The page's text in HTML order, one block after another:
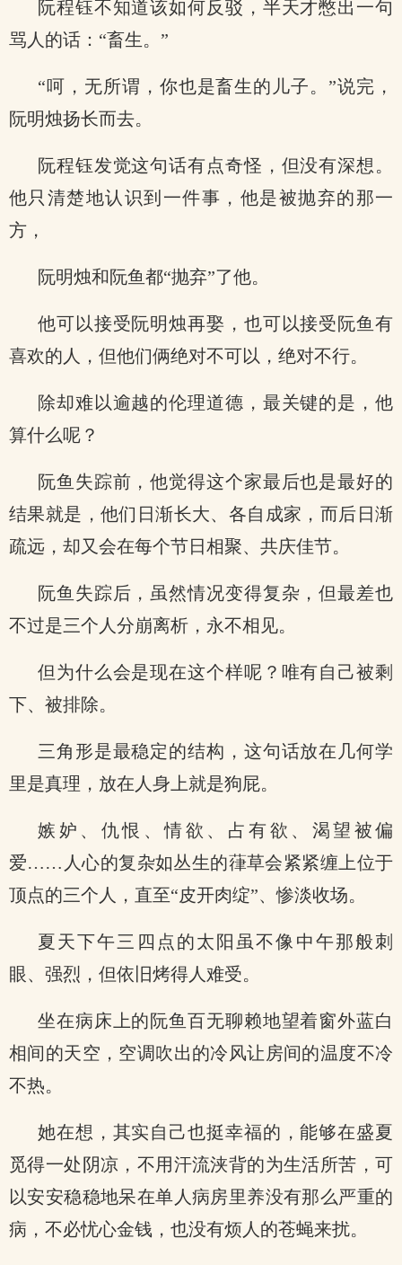
阮程钰不知道该如何反驳，半天才憋出一句
骂人的话：“畜生。”
“呵，无所谓，你也是畜生的儿子。”说完，
阮明烛扬长而去。
阮程钰发觉这句话有点奇怪，但没有深想。
他只清楚地认识到一件事，他是被抛弃的那一
方，
阮明烛和阮鱼都“抛弃”了他。
他可以接受阮明烛再娶，也可以接受阮鱼有
喜欢的人，但他们俩绝对不可以，绝对不行。
除却难以逾越的伦理道德，最关键的是，他
算什么呢？
阮鱼失踪前，他觉得这个家最后也是最好的
结果就是，他们日渐长大、各自成家，而后日渐
疏远，却又会在每个节日相聚、共庆佳节。
阮鱼失踪后，虽然情况变得复杂，但最差也
不过是三个人分崩离析，永不相见。
但为什么会是现在这个样呢？唯有自己被剩
下、被排除。
三角形是最稳定的结构，这句话放在几何学
里是真理，放在人身上就是狗屁。
嫉妒、仇恨、情欲、占有欲、渴望被偏
爱……人心的复杂如丛生的葎草会紧紧缠上位于
顶点的三个人，直至“皮开肉绽”、惨淡收场。
夏天下午三四点的太阳虽不像中午那般刺
眼、强烈，但依旧烤得人难受。
坐在病床上的阮鱼百无聊赖地望着窗外蓝白
相间的天空，空调吹出的冷风让房间的温度不冷
不热。
她在想，其实自己也挺幸福的，能够在盛夏
觅得一处阴凉，不用汗流浃背的为生活所苦，可
以安安稳稳地呆在单人病房里养没有那么严重的
病，不必忧心金钱，也没有烦人的苍蝇来扰。